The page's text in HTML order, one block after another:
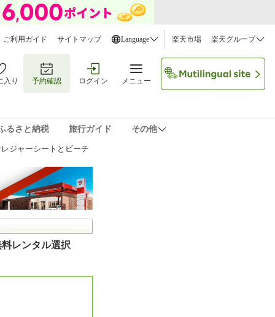
ご利用ガイド サイトマップ Language 楽天市場 楽天グループ
入り 予約確認 ログイン メニュー
るさと納税 旅行ガイド その他
ジャーシートとビーチ
レンタル選択